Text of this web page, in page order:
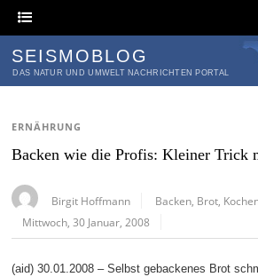
SEISMOBLOG
DAS NATUR UND UMWELT NACHRICHTEN PORTAL
ERNÄHRUNG
Backen wie die Profis: Kleiner Trick
Birgit Hoffmann Backen Brot
Mittwoch, 30 Januar, 2008
(aid) 30.01.2008 – Selbst gebackenes Brot